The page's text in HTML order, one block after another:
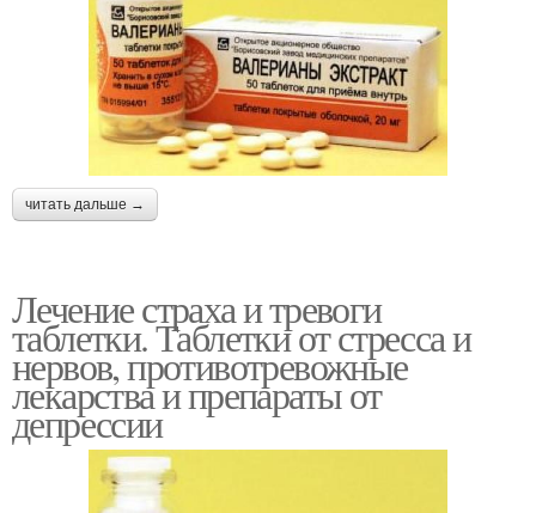
читать дальше →
Лечение страха и тревоги
таблетки. Таблетки от стресса и
нервов, противотревожные
лекарства и препараты от
депрессии